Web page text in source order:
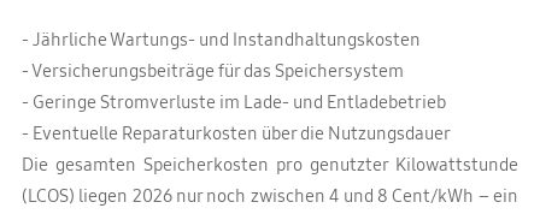
- Jährliche Wartungs- und Instandhaltungskosten
- Versicherungsbeiträge für das Speichersystem
- Geringe Stromverluste im Lade- und Entladebetrieb
- Eventuelle Reparaturkosten über die Nutzungsdauer
Die gesamten Speicherkosten pro genutzter Kilowattstunde
(LCOS) liegen 2026 nur noch zwischen 4 und 8 Cent/kWh – ein